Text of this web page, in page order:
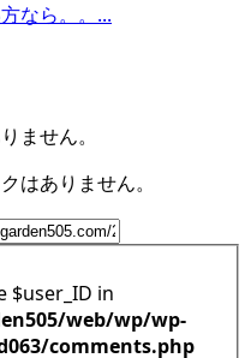
なら。。...
ません。
はありません。
$user_ID in
web/wp/wp-
comments.php